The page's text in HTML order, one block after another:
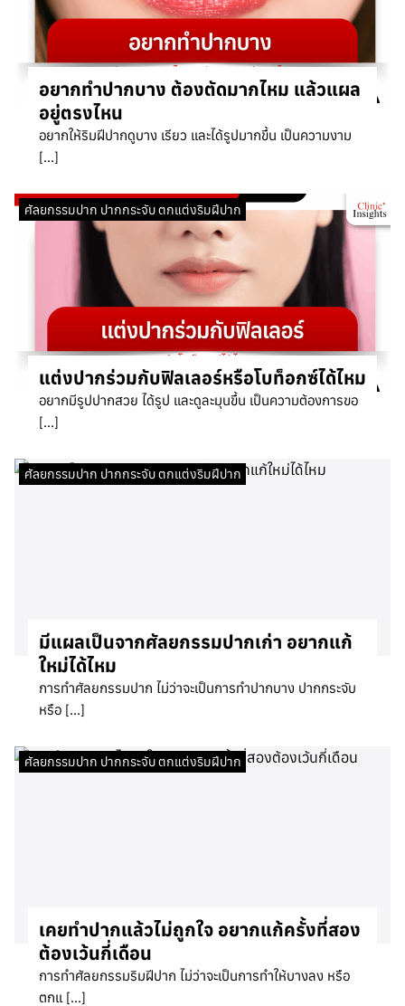
อยากทำปากบาง ต้องตัดมากไหม แล้วแผล
อยู่ตรงไหน
อยากให้ริมฝีปากดูบาง เรียว และได้รูปมากขึ้น เป็นความงาม
[…]
ศัลยกรรมปาก ปากกระจับ ตกแต่งริมฝีปาก
แต่งปากร่วมกับฟิลเลอร์หรือโบท็อกซ์ได้ไหม
อยากมีรูปปากสวย ได้รูป และดูละมุนขึ้น เป็นความต้องการขอ
[…]
ศัลยกรรมปาก ปากกระจับ ตกแต่งริมฝีปาก
มีแผลเป็นจากศัลยกรรมปากเก่า อยากแก้
ใหม่ได้ไหม
การทำศัลยกรรมปาก ไม่ว่าจะเป็นการทำปากบาง ปากกระจับ
หรือ […]
ศัลยกรรมปาก ปากกระจับ ตกแต่งริมฝีปาก
เคยทำปากแล้วไม่ถูกใจ อยากแก้ครั้งที่สอง
ต้องเว้นกี่เดือน
การทำศัลยกรรมริมฝีปาก ไม่ว่าจะเป็นการทำให้บางลง หรือ
ตกแ […]